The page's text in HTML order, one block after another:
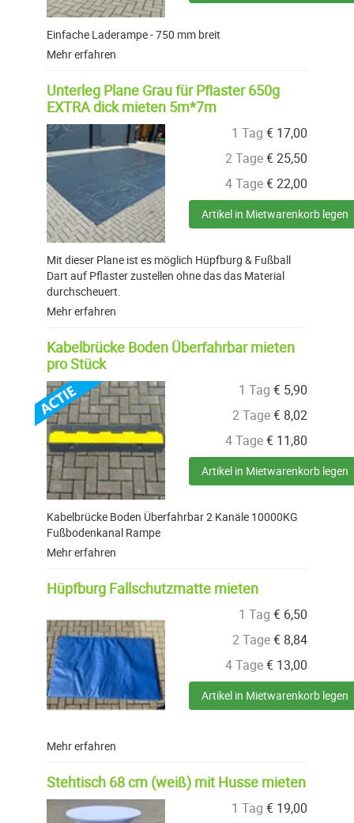
Einfache Laderampe - 750 mm breit
Mehr erfahren
Unterleg Plane Grau für Pflaster 650g
EXTRA dick mieten 5m*7m
1 Tag € 17,00
2 Tage€25,50
4 Tage€22,00
Artikel in Mietwarenkorb legen
Mit dieser Plane ist es möglich Hüpfburg & Fußball
Dart auf Pflaster zustellen ohne das das Material
durchscheuert.
Mehr erfahren
Kabelbrücke Boden Überfahrbar mieten
pro Stück
1 Tag € 5,90
2 Tage€ 8,02
4 Tage€ 11,80
Artikel in Mietwarenkorb legen
Kabelbrücke Boden Überfahrbar 2 Kanäle 10000KG
Fußbodenkanal Rampe
Mehr erfahren
Hüpfburg Fallschutzmatte mieten
1 Tag € 6,50
2 Tage€ 8,84
4 Tage€ 13,00
Artikel in Mietwarenkorb legen
Mehr erfahren
Stehtisch 68 cm (weiß) mit Husse mieten
1 Tag € 19,00